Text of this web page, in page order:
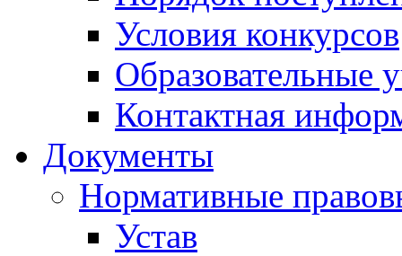
Условия конкурсов
Образовательные
Контактная
Документы
Нормативные
Устав